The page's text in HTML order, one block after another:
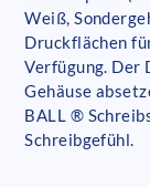
Weiß,
Druckflächen
Verfügung. Der
Gehäuse
BALL ®
Schreibgefühl.